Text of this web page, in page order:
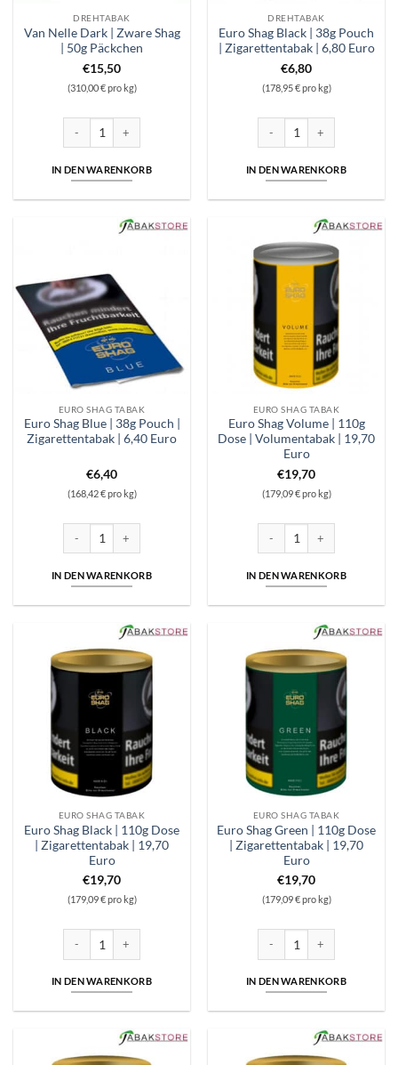
DREHTABAK
Van Nelle Dark | Zware Shag
| 50g Päckchen
€15,50
(310,00 € pro kg)
Van Nelle Dark | Zware Shag | 50g Päckchen Menge
IN DEN WARENKORB
DREHTABAK
Euro Shag Black | 38g Pouch
| Zigarettentabak | 6,80 Euro
€6,80
(178,95 € pro kg)
Euro Shag Black | 38g
IN DEN WARENKORB
EURO SHAG TABAK
Euro Shag Blue | 38g Pouch |
Zigarettentabak | 6,40 Euro
€6,40
(168,42 € pro kg)
Euro Shag Blue | 38g Pouch | Zigarettentabak | 6,40 Euro Menge
IN DEN WARENKORB
EURO SHAG TABAK
Euro Shag Volume | 110g
Dose | Volumentabak | 19,70
Euro
€19,70
(179,09 € pro kg)
Euro Shag Volume | 110g
IN DEN WARENKORB
EURO SHAG TABAK
Euro Shag Black | 110g Dose
| Zigarettentabak | 19,70
Euro
€19,70
(179,09 € pro kg)
IN DEN WARENKORB
EURO SHAG TABAK
Euro Shag Green | 110g Dose
| Zigarettentabak | 19,70
Euro
€19,70
(179,09 € pro kg)
IN DEN WARENKORB